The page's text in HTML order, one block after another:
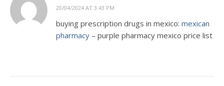
20/04/2024 AT 3:43 PM
buying prescription drugs in mexico: mexican
pharmacy – purple pharmacy mexico price list